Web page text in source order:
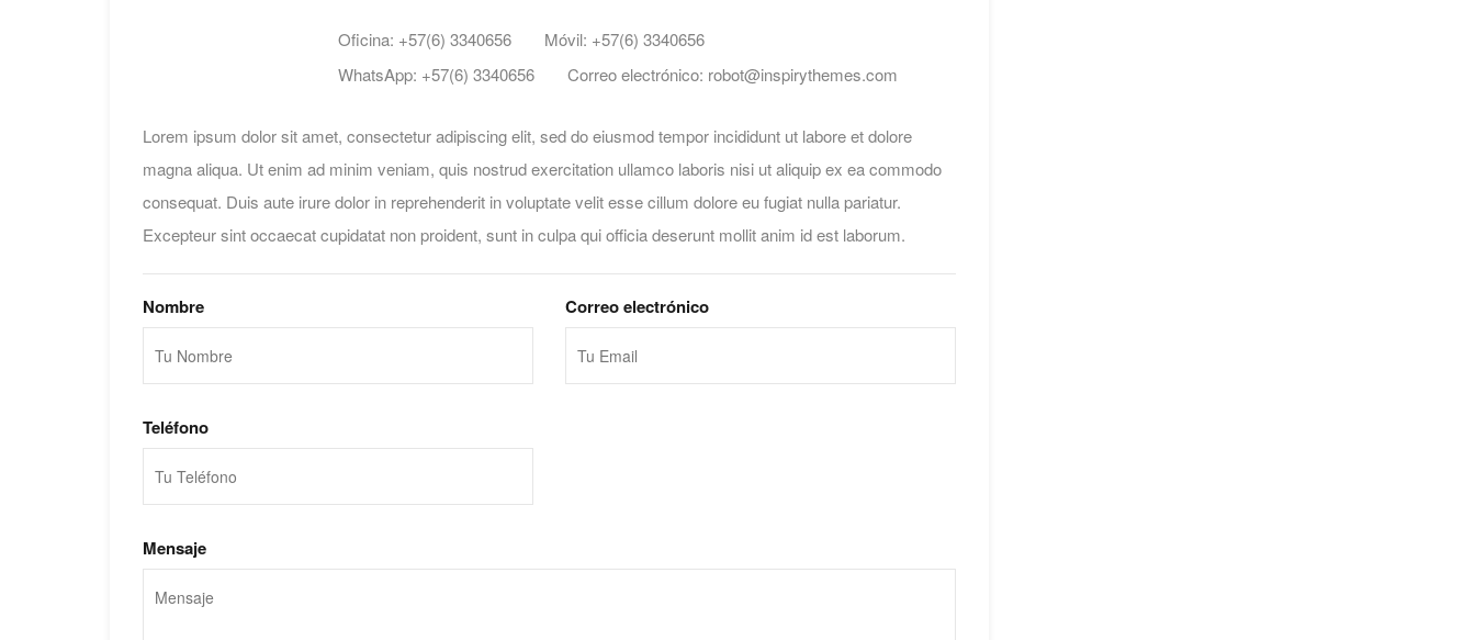
Oficina: +57(6) 3340656 Móvil: +57(6) 3340656
WhatsApp: +57(6) 3340656 Correo electrónico: robot@inspirythemes.com
Lorem ipsum dolor sit amet, consectetur adipiscing elit, sed do eiusmod tempor incididunt ut labore et dolore
magna aliqua. Ut enim ad minim veniam, quis nostrud exercitation ullamco laboris nisi ut aliquip ex ea commodo
consequat. Duis aute irure dolor in reprehenderit in voluptate velit esse cillum dolore eu fugiat nulla pariatur.
Excepteur sint occaecat cupidatat non proident, sunt in culpa qui officia deserunt mollit anim id est laborum.
Nombre Correo electrónico
Teléfono
Mensaje